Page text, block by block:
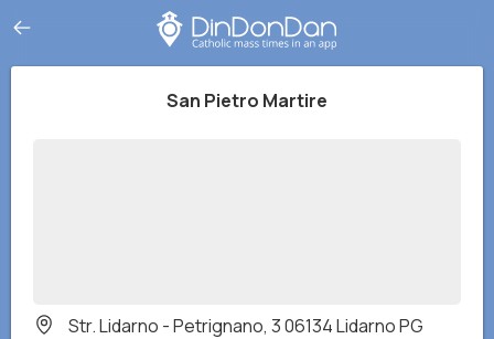
San Pietro Martire
Str. Lidarno - Petrignano, 3 06134 Lidarno PG